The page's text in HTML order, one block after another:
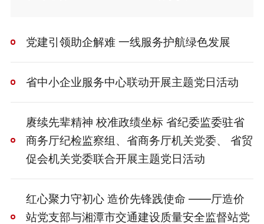
党建引领助企解难 一线服务护航绿色发展
省中小企业服务中心联动开展主题党日活动
赓续先辈精神 校准政绩坐标 省纪委监委驻省
商务厅纪检监察组、省商务厅机关党委、 省贸
促会机关党委联合开展主题党日活动
红心聚力守初心 造价先锋践使命 ——厅造价
站党支部与湘潭市交通建设质量安全监督站党